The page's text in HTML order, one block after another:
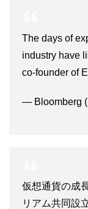
The days of
industry have
co-founder of
— Bloomberg
仮想通貨の成
リアム共同設